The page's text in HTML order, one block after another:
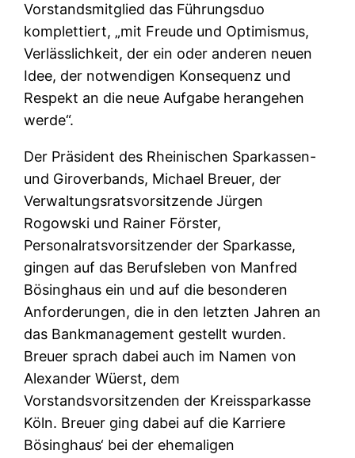
Vorstandsmitglied das Führungsduo
komplettiert, „mit Freude und Optimismus,
Verlässlichkeit, der ein oder anderen neuen
Idee, der notwendigen Konsequenz und
Respekt an die neue Aufgabe herangehen
werde“.
Der Präsident des Rheinischen Sparkassen-
und Giroverbands, Michael Breuer, der
Verwaltungsratsvorsitzende Jürgen
Rogowski und Rainer Förster,
Personalratsvorsitzender der Sparkasse,
gingen auf das Berufsleben von Manfred
Bösinghaus ein und auf die besonderen
Anforderungen, die in den letzten Jahren an
das Bankmanagement gestellt wurden.
Breuer sprach dabei auch im Namen von
Alexander Wüerst, dem
Vorstandsvorsitzenden der Kreissparkasse
Köln. Breuer ging dabei auf die Karriere
Bösinghaus‘ bei der ehemaligen